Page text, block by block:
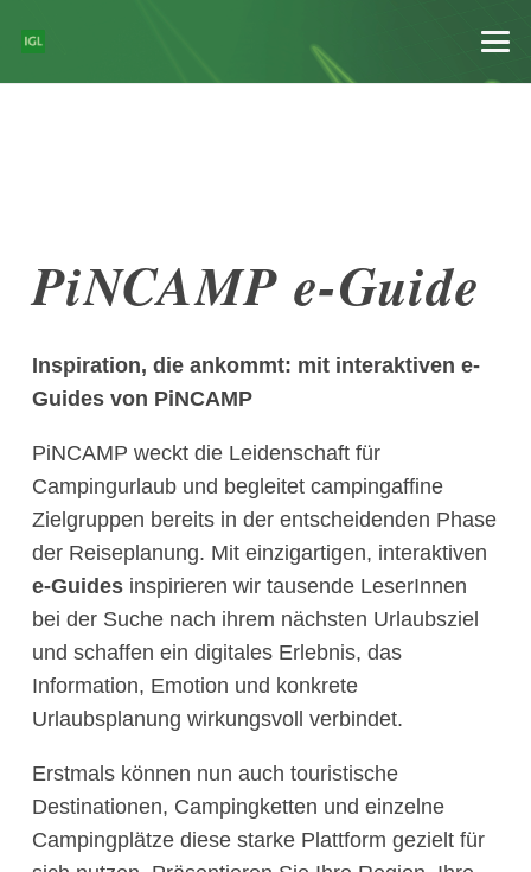
PiNCAMP e-Guide
Inspiration, die ankommt: mit interaktiven e-
Guides von PiNCAMP
PiNCAMP weckt die Leidenschaft für
Campingurlaub und begleitet campingaffine
Zielgruppen bereits in der entscheidenden Phase
der Reiseplanung. Mit einzigartigen, interaktiven
e-Guides inspirieren wir tausende LeserInnen
bei der Suche nach ihrem nächsten Urlaubsziel
und schaffen ein digitales Erlebnis, das
Information, Emotion und konkrete
Urlaubsplanung wirkungsvoll verbindet.
Erstmals können nun auch touristische
Destinationen, Campingketten und einzelne
Campingplätze diese starke Plattform gezielt für